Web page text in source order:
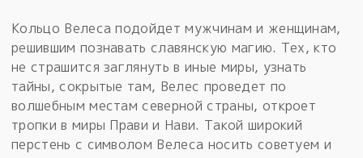
Кольцо Велеса подойдет мужчинам и женщинам,
решившим познавать славянскую магию. Тех, кто
не страшится заглянуть в иные миры, узнать
тайны, сокрытые там, Велес проведет по
волшебным местам северной страны, откроет
тропки в миры Прави и Нави. Такой широкий
перстень с символом Велеса носить советуем и